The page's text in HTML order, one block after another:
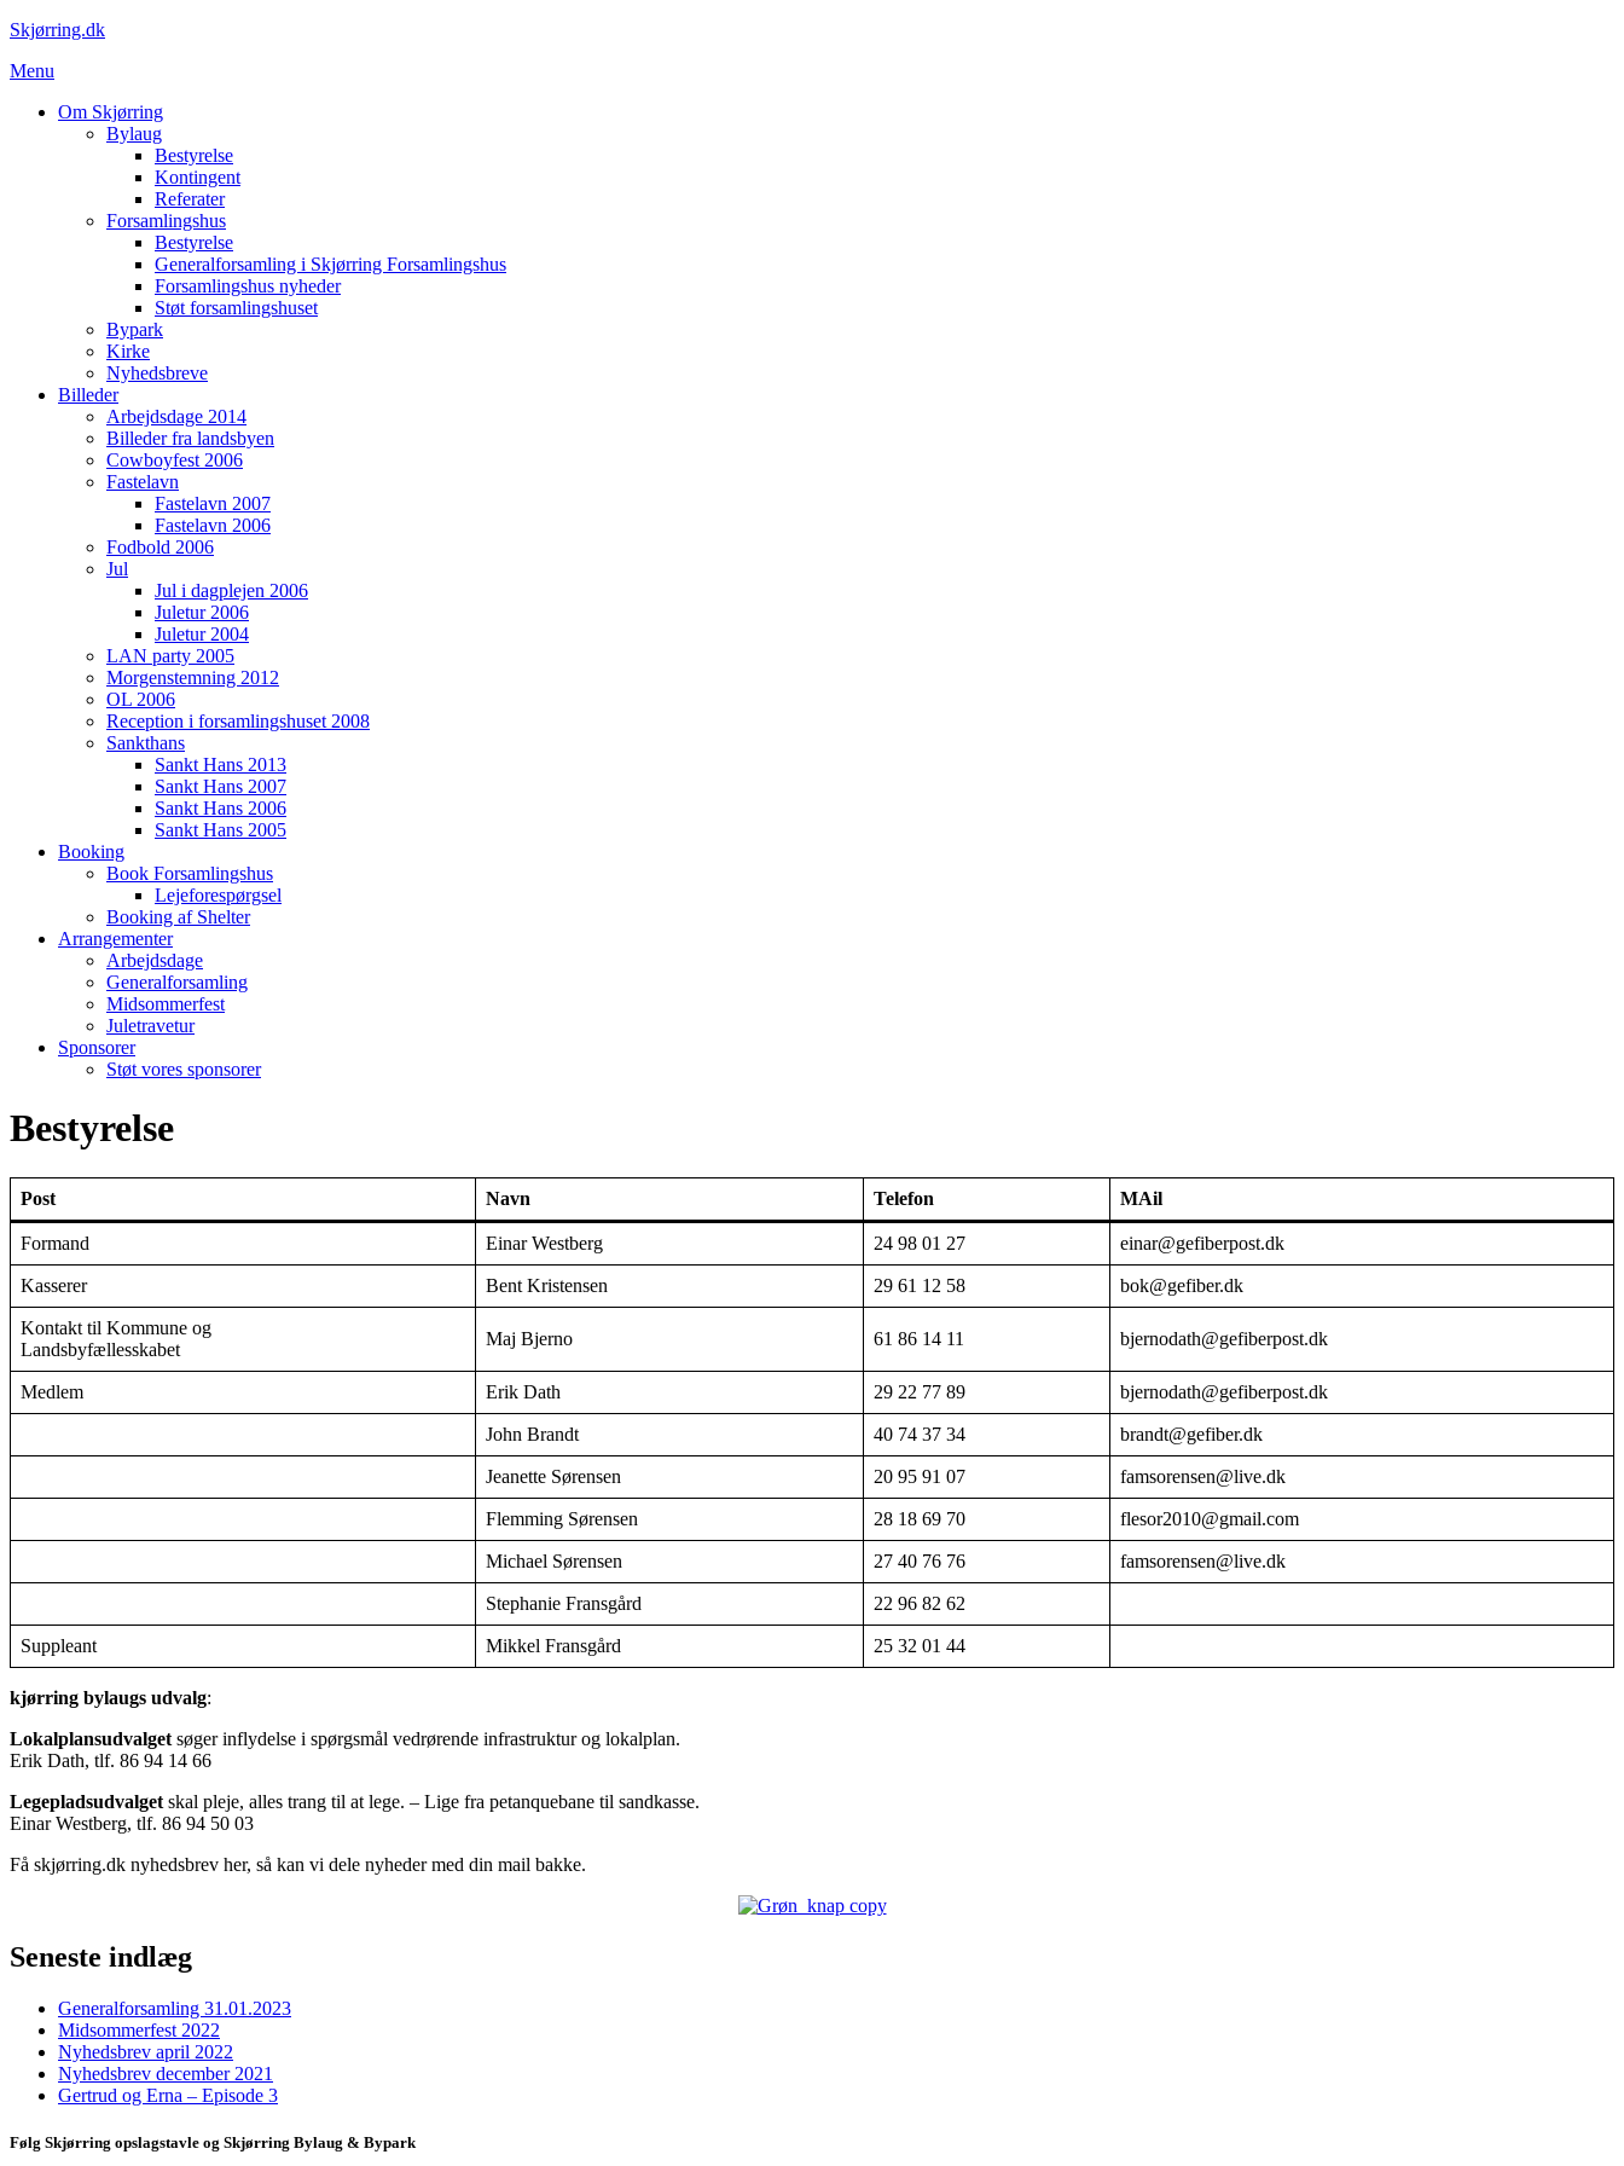
Spring
indhold
Skjørring.dk
Menu
Om Skjørring
Bylaug
Bestyrelse
Kontingent
Referater
Forsamlingshus
Bestyrelse
Generalforsamling i Skjørring Forsamlingshus
Forsamlingshus nyheder
Støt forsamlingshuset
Bypark
Kirke
Nyhedsbreve
Billeder
Arbejdsdage 2014
Billeder fra landsbyen
Cowboyfest 2006
Fastelavn
Fastelavn 2007
Fastelavn 2006
Fodbold 2006
Jul
Jul i dagplejen 2006
Juletur 2006
Juletur 2004
LAN party 2005
Morgenstemning 2012
OL 2006
Reception i forsamlingshuset 2008
Sankthans
Sankt Hans 2013
Sankt Hans 2007
Sankt Hans 2006
Sankt Hans 2005
Booking
Book Forsamlingshus
Lejeforespørgsel
Booking af Shelter
Arrangementer
Arbejdsdage
Generalforsamling
Midsommerfest
Juletravetur
Sponsorer
Støt vores sponsorer
Bestyrelse
Post Navn Telefon MAil
Formand Einar Westberg 24 98 01 27 einar@gefiberpost.dk
Kasserer Bent Kristensen 29 61 12 58 bok@gefiber.dk
Kontakt til Kommune og
Landsbyfællesskabet
Maj Bjerno 61 86 14 11 bjernodath@gefiberpost.dk
Medlem Erik Dath 29 22 77 89 bjernodath@gefiberpost.dk
John Brandt 40 74 37 34 brandt@gefiber.dk
Jeanette Sørensen 20 95 91 07 famsorensen@live.dk
Flemming Sørensen 28 18 69 70 flesor2010@gmail.com
Michael Sørensen 27 40 76 76 famsorensen@live.dk
Stephanie Fransgård 22 96 82 62
Suppleant Mikkel Fransgård 25 32 01 44
kjørring bylaugs udvalg:
Lokalplansudvalget søger inflydelse i spørgsmål vedrørende infrastruktur og lokalplan.
Erik Dath, tlf. 86 94 14 66
Legepladsudvalget skal pleje, alles trang til at lege. – Lige fra petanquebane til sandkasse.
Einar Westberg, tlf. 86 94 50 03
Få skjørring.dk nyhedsbrev her, så kan vi dele nyheder med din mail bakke.
Seneste indlæg
Generalforsamling 31.01.2023
Midsommerfest 2022
Nyhedsbrev april 2022
Nyhedsbrev december 2021
Gertrud og Erna – Episode 3
Følg Skjørring opslagstavle og Skjørring Bylaug & Bypark